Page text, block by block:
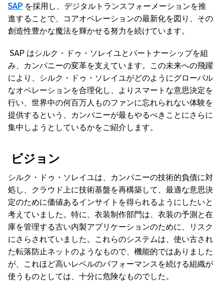
SAP を採用し、デジタルトランスフォーメーションを推
進することで、コアオペレーションの最新化を図り、その
創造性豊かな魔法を輝かせる努力を続けています。
SAP はシルク・ドゥ・ソレイユとパートナーシップを組
み、カンパニーの変革を支えています。この未来への飛躍
により、シルク・ドゥ・ソレイユがどのようにグローバル
なオペレーションを合理化し、よりスマートな意思決定を
行い、世界中の何百万人ものファンに忘れられない体験を
提供するという、カンパニーが最もやるべきことにさらに
集中しようとしているかをご紹介します。
ビジョン
シルク・ドゥ・ソレイユは、カンパニーの技術的負債に対
処し、クラウド上に技術基盤を再構築して、最適な意思決
定のために価値あるインサイトを得られるようにしたいと
考えていました。特に、衣装制作部門は、衣装の予測と在
庫を管理する古い内製アプリケーションのために、リスク
にさらされていました。これらのシステムは、使い古され
た転落防止ネットのようなもので、機能的ではありました
が、これほど高いレベルのパフォーマンスを続ける組織が
使うものとしては、十分に危険なものでした。